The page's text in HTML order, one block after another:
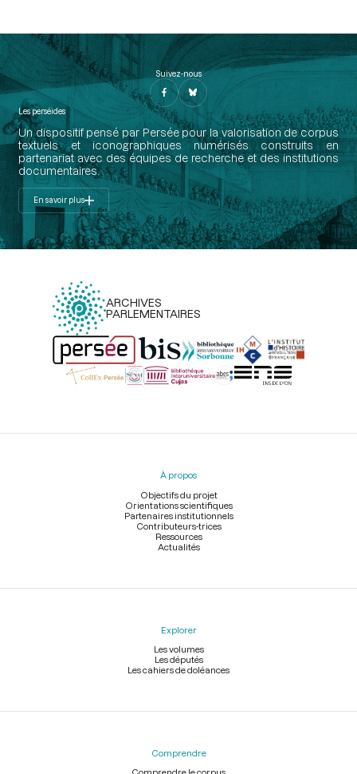
Suivez-nous
Les perséides
Un dispositif pensé par Persée pour la valorisation de corpus
textuels et iconographiques numérisés construits en
partenariat avec des équipes de recherche et des institutions
documentaires.
En savoir plus
ARCHIVES
PARLEMENTAIRES
Menu
À propos
Objectifs du projet
Orientations scientifiques
Partenaires institutionnels
Contributeurs-trices
Ressources
Actualités
Explorer
Les volumes
Les députés
Les cahiers de doléances
Comprendre